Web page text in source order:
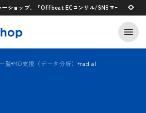
とのタグ連携を開始
プ、「Offbeat ECコンサル/SNSマーケティング支援
2026.07.29
覧 MD支援（データ分析） radial